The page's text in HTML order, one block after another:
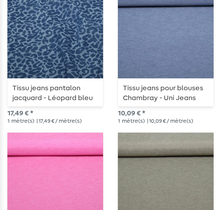
Tissu jeans pantalon
jacquard - Léopard bleu
moyen
17,49 € *
1 mètre(s) | 17,49 € / mètre(s)
Tissu jeans pour blouses
Chambray - Uni Jeans
foncé
10,09 € *
1 mètre(s) | 10,09 € / mètre(s)